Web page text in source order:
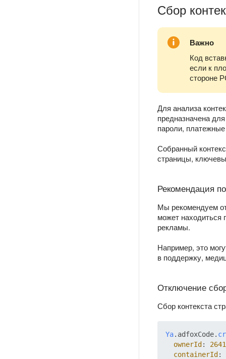
Сбор
Важно
Код
если к
стороне
Для анализа
предназначена
пароли,
Собранный
страницы,
Рекомендация
Мы рекомендуем
может находиться
рекламы.
Например, это
в поддержку,
Отключение
Сбор контекста
Ya. adfoxCode.
ownerId :
containerId :